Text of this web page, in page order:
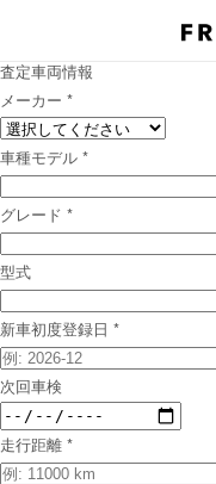
査定車両情報
メーカー *
車種モデル *
グレード *
型式
新車初度登録日 *
次回車検
走行距離 *